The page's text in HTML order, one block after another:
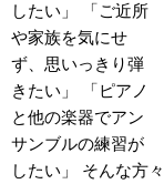
したい」 「ご近所
や家族を気にせ
ず、思いっきり弾
きたい」 「ピアノ
と他の楽器でアン
サンブルの練習が
したい」 そんな方